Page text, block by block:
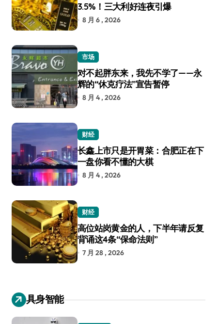
3.5%！三大利好连夜引爆
8 月 6 , 2026
市场
对不起胖东来，我先不学了——永
辉的“休克疗法”宣告暂停
8 月 4 , 2026
财经
长鑫上市只是开胃菜：合肥正在下
一盘你看不懂的大棋
8 月 4 , 2026
财经
高位站岗黄金的人，下半年请反复
背诵这4条“保命法则”
7 月 28 , 2026
具身智能